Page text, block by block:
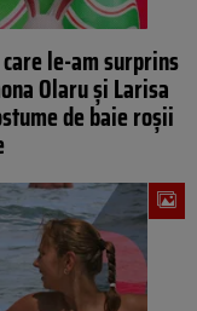
le-am surprins
Olaru şi Larisa
de baie roşii